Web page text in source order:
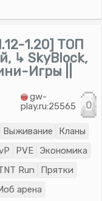
1.20] ТОП
↳ SkyBlock,
Игры ||
gw-
play.ru:25565
0
Выживание
Кланы
PVE
Экономика
Run
Прятки
арена